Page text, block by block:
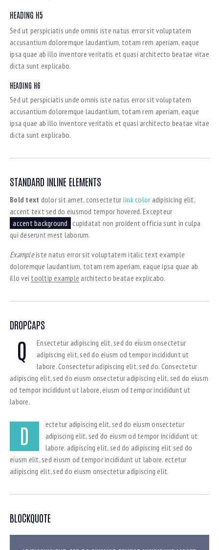
HEADING H5
Sed ut perspiciatis unde omnis iste natus error sit voluptatem
accusantium doloremque laudantium, totam rem aperiam, eaque
ipsa quae ab illo inventore veritatis et quasi architecto beatae vitae
dicta sunt explicabo.
HEADING H6
Sed ut perspiciatis unde omnis iste natus error sit voluptatem
accusantium doloremque laudantium, totam rem aperiam, eaque
ipsa quae ab illo inventore veritatis et quasi architecto beatae vitae
dicta sunt explicabo.
STANDARD INLINE ELEMENTS
Bold text dolor sit amet, consectetur link coloradipisicing elit,
accent text sed do eiusmod tempor hovered. Excepteur
accent background cupidatat non proident officia sunt in culpa
qui deserunt mest laborum.
Exampleiste natus error sit voluptatem italic text example
doloremque laudantium, totam rem aperiam, eaque ipsa quae ab
illo vei tooltip example architecto beatae explicabo.
DROPCAPS
Q
Ensectetur adipiscing elit, sed do eiusm onsectetur
adipiscing elit, sed do eiusm od tempor incididunt ut
labore. Consectetur adipiscing elit, sed do. Consectetur
adipiscing elit, sed do eiusm onsectetur adipiscing elit, sed do eiusm
od tempor incididunt ut labore, eiusm od tempor incididunt ut
labore.
D
ectetur adipiscing elit, sed do eiusm onsectetur
adipiscing elit, sed do eiusm od tempor incididunt ut
labore. adipiscing elit, sed do adipiscing elit sed do
eiusm elit, sed eiusm od tempor incididunt ut labore. ectetur
adipiscing elit, sed do eiusm onsectetur adipiscing elit.
BLOCKQUOTE